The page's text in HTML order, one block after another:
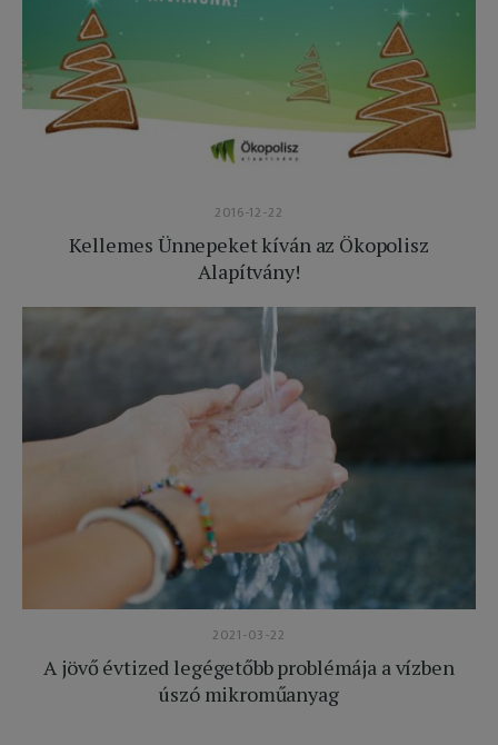
2016-12-22
Kellemes Ünnepeket kíván az Ökopolisz
Alapítvány!
2021-03-22
A jövő évtized legégetőbb problémája a vízben
úszó mikroműanyag